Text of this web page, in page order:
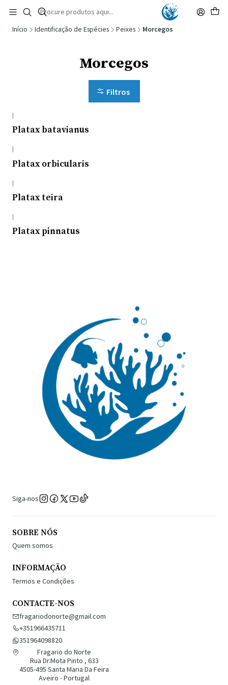
🚚 Portugal Continental: Portes Grátis desde 149,90€ (Envio extresso: 14,90€)
Ler mais
Início Identificação de Espécies Peixes Morcegos
Morcegos
Filtros
|
Platax batavianus
|
Platax orbicularis
|
Platax teira
|
Platax pinnatus
Siga-nos
SOBRE NÓS
Quem somos
INFORMAÇÃO
Termos e Condições
CONTACTE-NOS
fragariodonorte@gmail.com
+351966435711
351964098820
Fragario do Norte
Rua Dr.Mota Pinto , 633
4505-495 Santa Maria Da Feira
Aveiro - Portugal